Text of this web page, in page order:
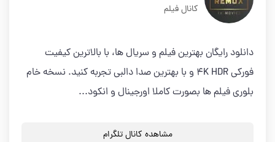
کانال فیلم
دانلود رایگان بهترین فیلم و سریال ها، با بالاترین کیفیت
فورکی 4K HDR و با بهترین صدا دالبی تجربه کنید. نسخه خام
بلوری فیلم ها بصورت کاملا اورجینال و انکود...
مشاهده کانال تلگرام